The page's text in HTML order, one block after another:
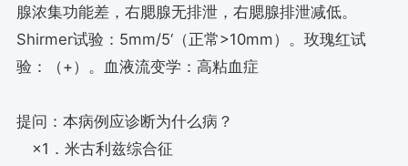
腺浓集功能差，右腮腺无排泄，右腮腺排泄减低。
Shirmer试验：5mm/5‘（正常>10mm）。玫瑰红试
验：（+）。血液流变学：高粘血症
提问：本病例应诊断为什么病？
×1．米古利兹综合征